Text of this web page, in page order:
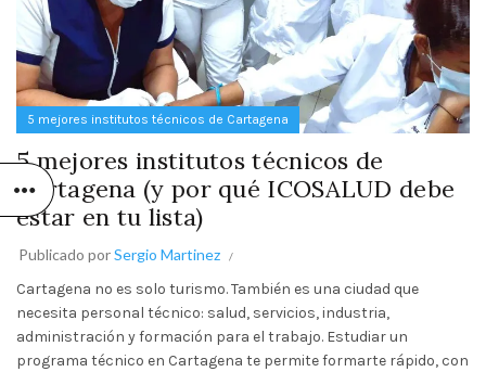
5 mejores institutos técnicos de Cartagena
5 mejores institutos técnicos de
Cartagena (y por qué ICOSALUD debe
estar en tu lista)
Publicado porSergio Martinez
Cartagena no es solo turismo. También es una ciudad que
necesita personal técnico: salud, servicios, industria,
administración y formación para el trabajo. Estudiar un
programa técnico en Cartagena te permite formarte rápido, con